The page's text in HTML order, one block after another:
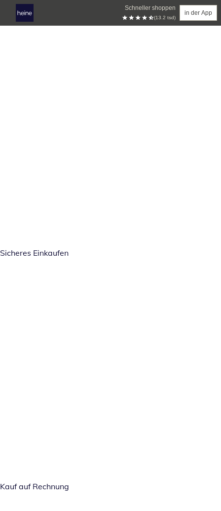
Schneller shoppen
(13.2 tsd)
in der App
Sicheres Einkaufen
Kauf auf Rechnung